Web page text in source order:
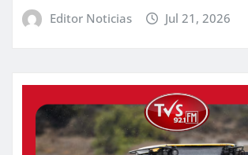
Editor Noticias Jul 21, 2026